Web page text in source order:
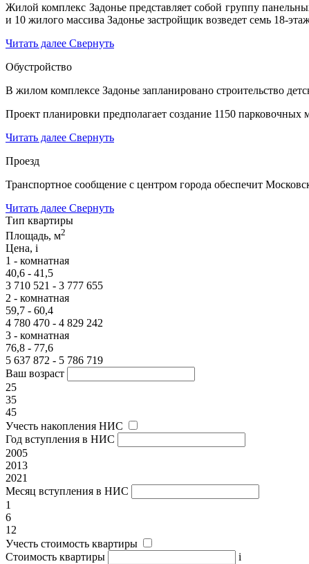
Жилой комплекс Задонье представляет собой группу
и 10 жилого массива Задонье застройщик возведет семь 18-
Читать далее Свернуть
Обустройство
В жилом комплексе Задонье запланировано строительство
Проект планировки предполагает создание 1150 парковочных
Читать далее Свернуть
Проезд
Транспортное сообщение с центром города обеспечит
Читать далее Свернуть
Тип квартиры
Площадь, м2
Цена, i
1 - комнатная
40,6 - 41,5
3 710 521 - 3 777 655
2 - комнатная
59,7 - 60,4
4 780 470 - 4 829 242
3 - комнатная
76,8 - 77,6
5 637 872 - 5 786 719
Ваш возраст
25
35
45
Учесть накопления НИС
Год вступления в НИС
2005
2013
2021
Месяц вступления в НИС
1
6
12
Учесть стоимость квартиры
Стоимость квартиры
i